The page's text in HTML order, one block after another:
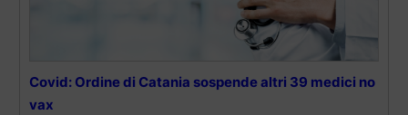
Covid: Ordine di Catania sospende altri 39 medici no
vax